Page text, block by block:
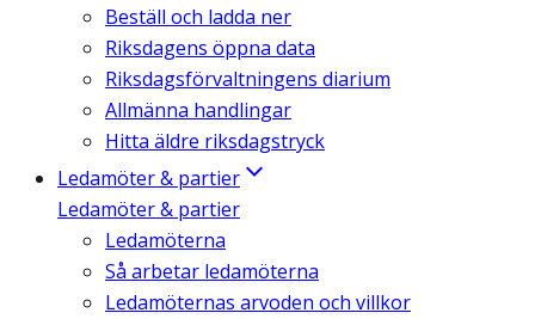
Beställ och ladda ner
Riksdagens öppna data
Riksdagsförvaltningens diarium
Allmänna handlingar
Hitta äldre riksdagstryck
Ledamöter & partier
Ledamöter & partier
Ledamöterna
Så arbetar ledamöterna
Ledamöternas arvoden och villkor